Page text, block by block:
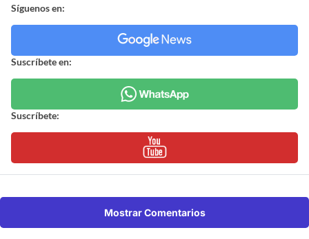
Síguenos en:
Suscríbete en:
Suscríbete:
Mostrar Comentarios